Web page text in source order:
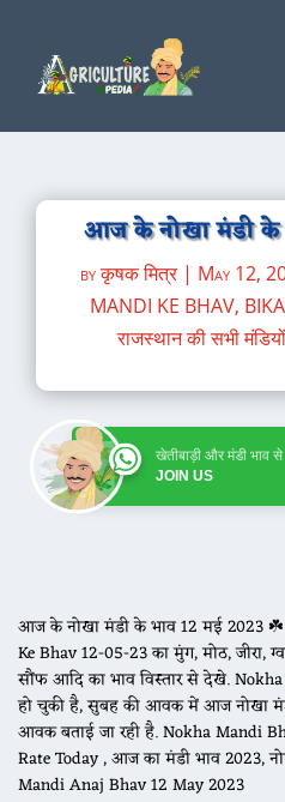
आज के नोखा मंडी के
byकृषक मित्र| May 12,
MANDI KE BHAV,
राजस्थान की सभी
खेतीबाड़ी और मंडी भाव
JOIN US
आज के नोखा मंडी के भाव 12 मई 2023
Ke Bhav 12-05-23 का मुंग, मोठ, जीरा,
सौंफ आदि का भाव विस्तार से देखे.
हो चुकी है, सुबह की आवक में आज नोखा
आवक बताई जा रही है. Nokha Mandi
Rate Today , आज का मंडी भाव 2023,
Mandi Anaj Bhav 12 May 2023